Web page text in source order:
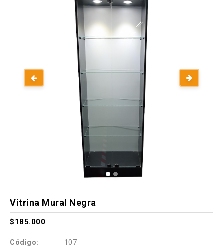
Vitrina Mural Negra
$185.000
Código:
107